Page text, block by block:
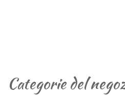
Categorie del